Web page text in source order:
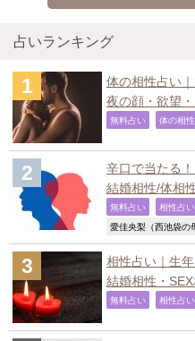
占いランキング
体の相性占い
夜の顔・欲望
無料占い 体の相
辛口で当たる
結婚相性/体相
無料占い 相性占い
愛佳央梨（西池袋の
相性占い｜生
結婚相性・SEX
無料占い 相性占い